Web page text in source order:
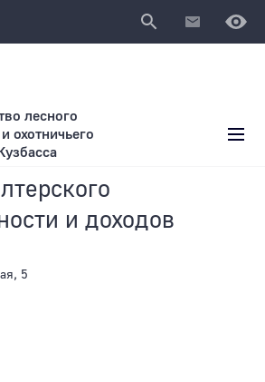
лесного
охотничьего
и доходов
5